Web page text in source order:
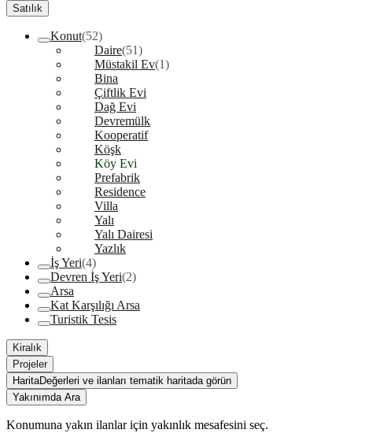
Satılık
Konut(52)
Daire(51)
Müstakil Ev(1)
Bina
Çiftlik Evi
Dağ Evi
Devremülk
Kooperatif
Köşk
Köy Evi
Prefabrik
Residence
Villa
Yalı
Yalı Dairesi
Yazlık
İş Yeri(4)
Devren İş Yeri(2)
Arsa
Kat Karşılığı Arsa
Turistik Tesis
Kiralık
Projeler
HaritaDeğerleri ve ilanları tematik haritada görün
Yakınımda Ara
Konumuna yakın ilanlar için yakınlık mesafesini seç.